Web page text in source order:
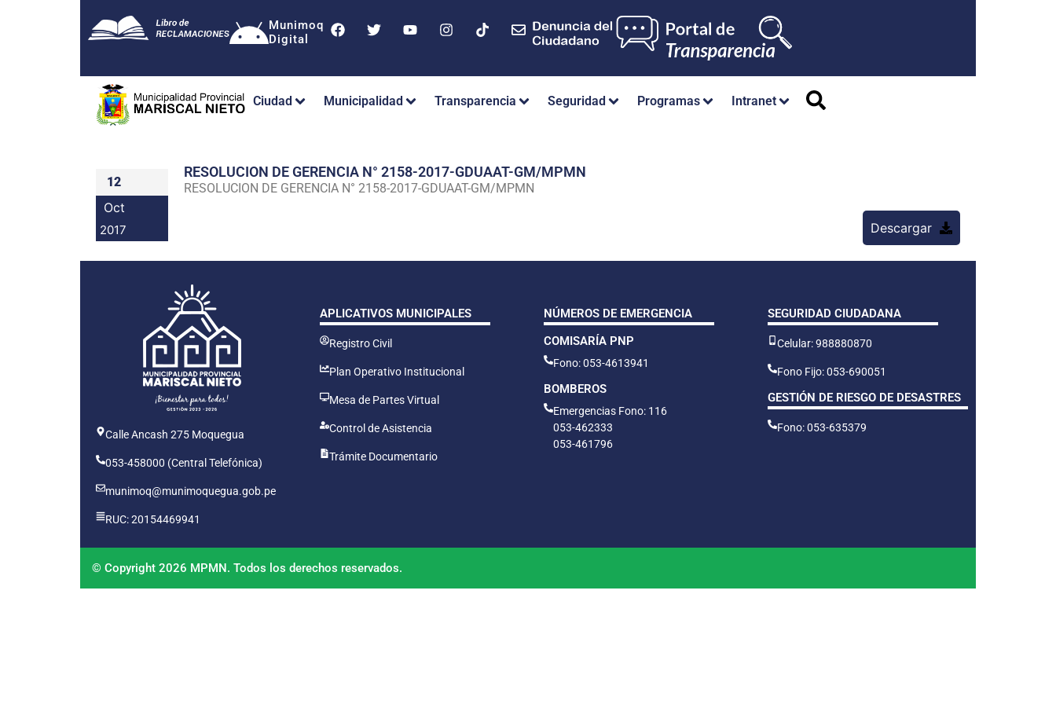
Munimoq
Digital
Ciudad Municipalidad Transparencia Seguridad Programas Intranet
12
Oct
2017
RESOLUCION DE GERENCIA N° 2158-2017-GDUAAT-GM/MPMN
RESOLUCION DE GERENCIA N° 2158-2017-GDUAAT-GM/MPMN
Descargar
Calle Ancash 275 Moquegua
053-458000 (Central Telefónica)
munimoq@munimoquegua.gob.pe
RUC: 20154469941
APLICATIVOS MUNICIPALES
Registro Civil
Plan Operativo Institucional
Mesa de Partes Virtual
Control de Asistencia
Trámite Documentario
NÚMEROS DE EMERGENCIA
COMISARÍA PNP
Fono: 053-4613941
BOMBEROS
Emergencias Fono: 116
053-462333
053-461796
SEGURIDAD CIUDADANA
Celular: 988880870
Fono Fijo: 053-690051
GESTIÓN DE RIESGO DE DESASTRES
Fono: 053-635379
© Copyright 2026 MPMN. Todos los derechos reservados.